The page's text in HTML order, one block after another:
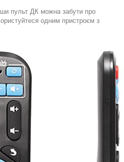
пульт ДК можна забути про
одним пристроєм з